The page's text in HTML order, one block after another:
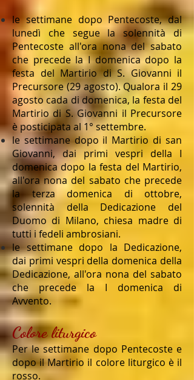
le settimane dopo Pentecoste, dal
lunedì che segue la solennità di
Pentecoste all'ora nona del sabato
che precede la I domenica dopo la
festa del Martirio di S. Giovanni il
Precursore (29 agosto). Qualora il 29
agosto cada di domenica, la festa del
Martirio di S. Giovanni il Precursore
è posticipata al 1° settembre.
le settimane dopo il Martirio di san
Giovanni, dai primi vespri della I
domenica dopo la festa del Martirio,
all'ora nona del sabato che precede
la terza domenica di ottobre,
solennità della Dedicazione del
Duomo di Milano, chiesa madre di
tutti i fedeli ambrosiani.
le settimane dopo la Dedicazione,
dai primi vespri della domenica della
Dedicazione, all'ora nona del sabato
che precede la I domenica di
Avvento.
Colore liturgico
Per le settimane dopo Pentecoste e
dopo il Martirio il colore liturgico è il
rosso.